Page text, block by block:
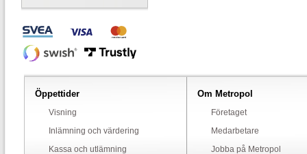
Öppettider
Visning
Inlämning och värdering
Kassa och utlämning
Om Metropol
Företaget
Medarbetare
Jobba på Metropol